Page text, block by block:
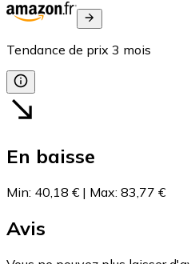
Tendance de prix 3 mois
En baisse
Min: 40,18 € | Max: 83,77 €
Avis